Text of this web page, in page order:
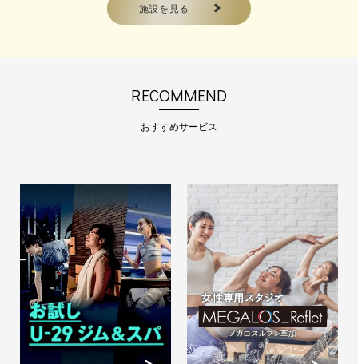
29歳以下 新規入会時限定プランメ
ガロスを気軽に体…
女性専用「ルフレ会員」受付
中！
女性専用スタジオでマシンピラティ
ス・ホットヨガを楽…
2026.06.11
8/12(水)～8/15(土) 夏期休館の
お知らせ
施設を見る
RECOMMEND
おすすめサービス